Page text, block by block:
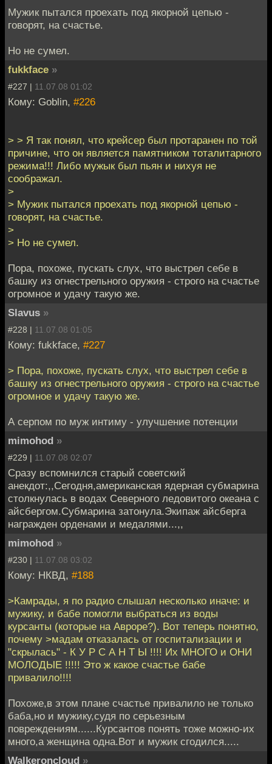
Мужик пытался проехать под якорной цепью -
говорят, на счастье.
Но не сумел.
fukkface »
#227 | 11.07.08 01:02
Кому: Goblin, #226
> > Я так понял, что крейсер был протаранен по той
причине, что он является памятником тоталитарного
режима!!! Либо мужык был пьян и нихуя не
соображал.
>
> Мужик пытался проехать под якорной цепью -
говорят, на счастье.
>
> Но не сумел.
Пора, похоже, пускать слух, что выстрел себе в
башку из огнестрельного оружия - строго на счастье
огромное и удачу такую же.
Slavus »
#228 | 11.07.08 01:05
Кому: fukkface, #227
> Пора, похоже, пускать слух, что выстрел себе в
башку из огнестрельного оружия - строго на счастье
огромное и удачу такую же.
А серпом по муж интиму - улучшение потенции
mimohod »
#229 | 11.07.08 02:07
Сразу вспомнился старый советский
анекдот:,,Сегодня,американская ядерная субмарина
столкнулась в водах Северного ледовитого океана с
айсбергом.Субмарина затонула.Экипаж айсберга
награжден орденами и медалями...,,
mimohod »
#230 | 11.07.08 03:02
Кому: НКВД, #188
>Камрады, я по радио слышал несколько иначе: и
мужику, и бабе помогли выбраться из воды
курсанты (которые на Авроре?). Вот теперь понятно,
почему >мадам отказалась от госпитализации и
"скрылась" - К У Р С А Н Т Ы !!!! Их МНОГО и ОНИ
МОЛОДЫЕ !!!!! Это ж какое счастье бабе
привалило!!!!
Похоже,в этом плане счастье привалило не только
баба,но и мужику,судя по серьезным
повреждениям......Курсантов понять тоже можно-их
много,а женщина одна.Вот и мужик сгодился.....
Walkeroncloud »